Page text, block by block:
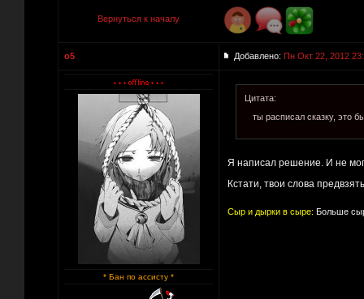
Вернуться к началу
o5 Добавлено: Пн Окт 22, 2012
* Бан по ассисту *
Цитата:
ты расписал сказку, это
Я написал решение. И не
Кстати, твои слова
Сыр и дырки в сыре: Больше